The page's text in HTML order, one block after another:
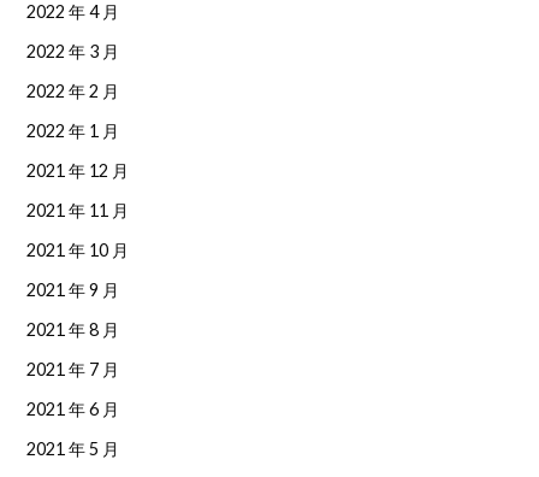
2022 年 4 月
2022 年 3 月
2022 年 2 月
2022 年 1 月
2021 年 12 月
2021 年 11 月
2021 年 10 月
2021 年 9 月
2021 年 8 月
2021 年 7 月
2021 年 6 月
2021 年 5 月